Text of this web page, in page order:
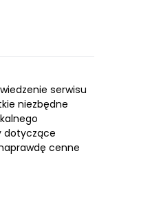
serwisu
niezbędne
dotyczące
cenne